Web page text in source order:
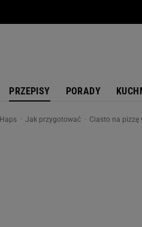
PRZEPISY PORADY
Haps Jak przygotować Ciasto na pizzę